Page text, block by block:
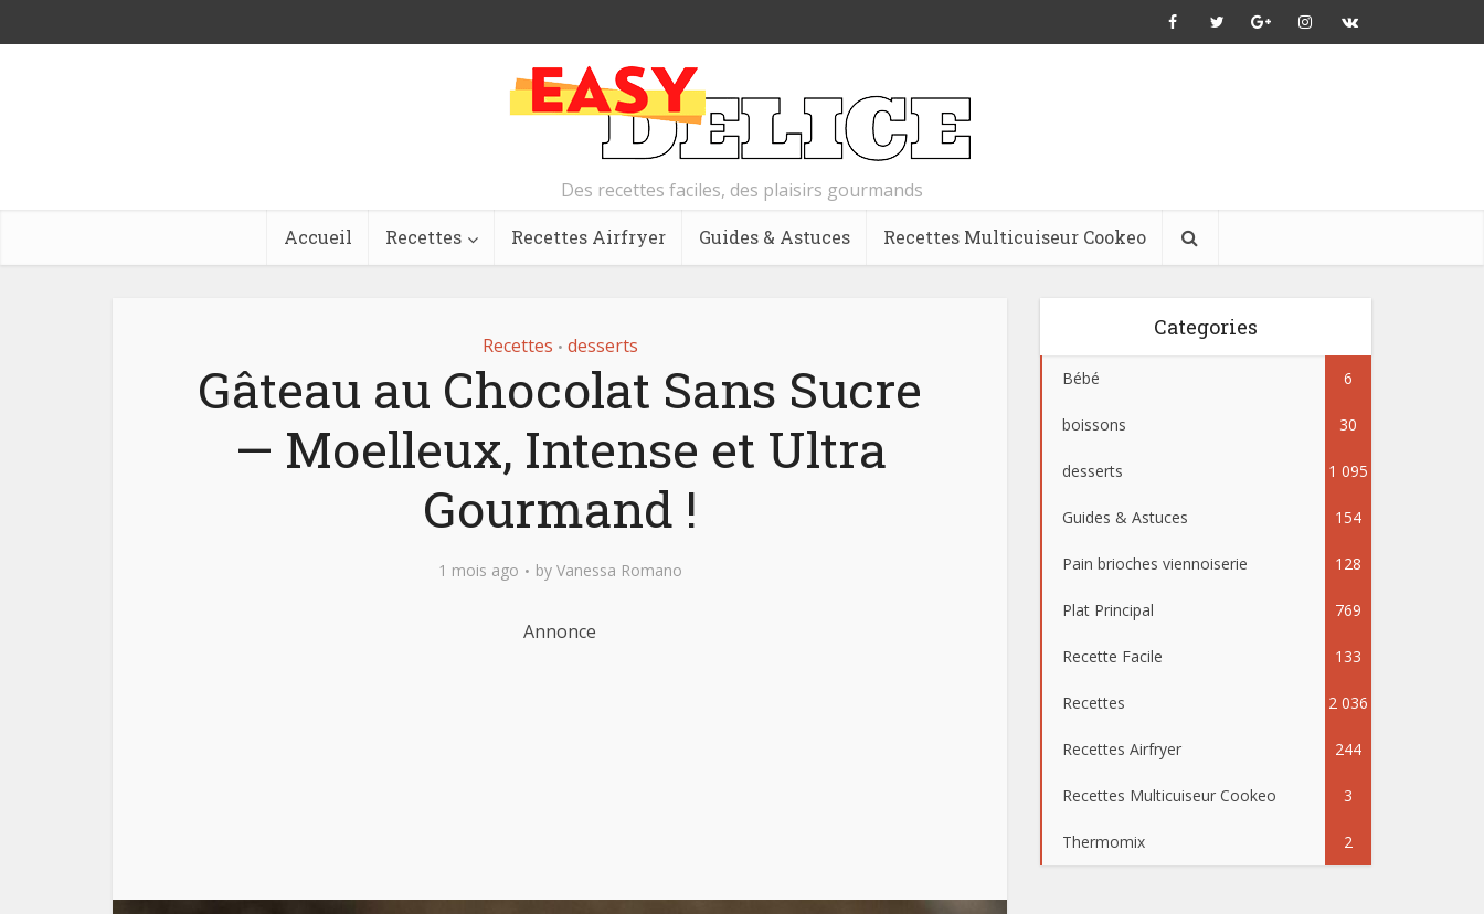
Des recettes faciles, des plaisirs gourmands
Accueil Recettes Recettes Airfryer Guides & Astuces Recettes Multicuiseur Cookeo
Recettes • desserts
Gâteau au Chocolat Sans Sucre
— Moelleux, Intense et Ultra
Gourmand !
1 mois ago by Vanessa Romano
Annonce
Categories
Bébé 6
boissons 30
desserts 1 095
Guides & Astuces 154
Pain brioches viennoiserie 128
Plat Principal 769
Recette Facile 133
Recettes 2 036
Recettes Airfryer 244
Recettes Multicuiseur Cookeo 3
Thermomix 2